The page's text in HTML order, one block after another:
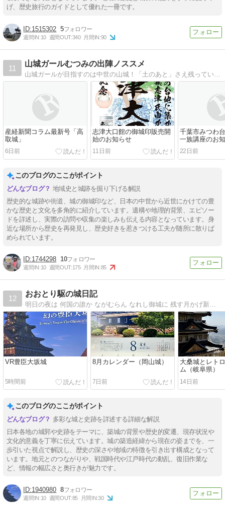
げ、歴史旅行のガイドとして優れた一冊です。
1515302 5
週間IN:10 週間OUT:340 月間IN:90
11
山城ガールむつみの出陣ノススメ
産経新聞コラム最新号「高
取城」
6日前
志津大口館の御城印販売開
始のお知らせ
11日前
千葉市みつわ
一族講座のお
22日前
このブログのここがポイント
地域史と城跡を掘り下げる解説
歴史的な城跡や街道、城の御城印など、日本の中世から近世にかけての豊
かな歴史と文化を多角的に紹介しています。遺構や地理的背景、エピソー
ドを詳述し、実際の訪問や収集の楽しみも伝える内容となっています。身
近な場所から歴史を再発見し、歴史好きを惹きつける工夫が随所に散りば
められています。
1744298 10
週間IN:10 週間OUT:175 月間IN:85
12
おおとり駆の城日記
明日の夜は 何国の誰か ながむらん なれし御城に 残す月かげ新島八重
VR豊臣大坂城
5時間前
8月カレンダー（岡山城）
7日前
大桑城とレト
ム（岐阜県）
14日前
このブログのここがポイント
多彩な城と史跡を詳述する詳細な解説
日本各地の城郭や史跡をテーマに、築城の背景や歴史的変遷、現存状況や
文化的意義を丁寧に伝えています。城の築造経緯から現在の姿までを、一
歩引いた視点で解説し、歴史の深さや地域の特徴を引き出す構成となって
います。地元とのつながりや、戦国時代や江戸時代の動乱、復旧作業な
ど、情報の幅広さと奥行きが魅力です。
1940980 8
週間IN:10 週間OUT:85 月間IN:30